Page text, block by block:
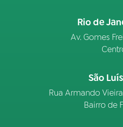
Rio de
Av. Gomes
São
Rua Armando
Bairro de